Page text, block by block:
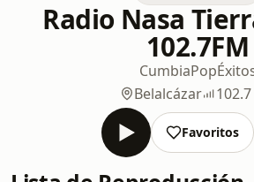
Radio Nasa
102.7FM
CumbiaPop
Belalcázar
102.7
Favoritos